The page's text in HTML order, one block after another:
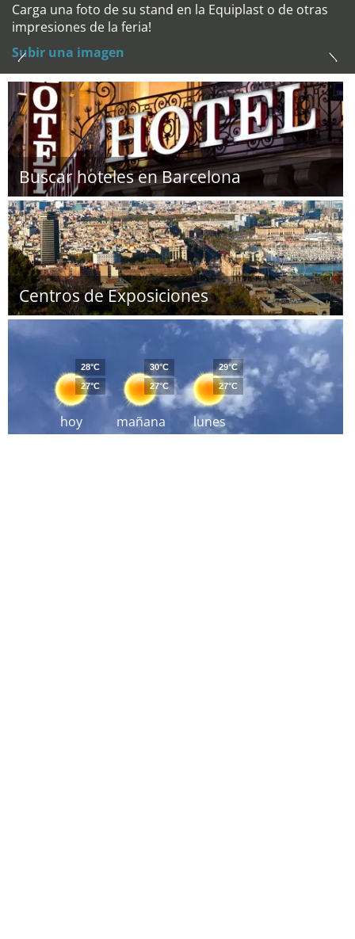
Carga una foto de su stand en la Equiplast o de otras
impresiones de la feria!
Subir una imagen
Buscar hoteles en Barcelona
Centros de Exposiciones
hoy
28°C
27°C
mañana
30°C
27°C
lunes
29°C
27°C